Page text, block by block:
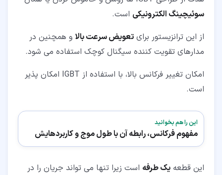
سوئیچینگ الکترونیکی است.
از این ترانزیستور برای تعویض سرعت بالا و همچنین در
مدارهای تقویت کننده سیگنال کوچک استفاده می شود.
امکان تغییر فرکانس بالا، با استفاده از IGBT امکان پذیر
است.
این را هم بخوانید
مفهوم فرکانس، رابطه آن با طول موج و کاربردهایش
این قطعه یک طرفه است زیرا تنها می تواند جریان را در